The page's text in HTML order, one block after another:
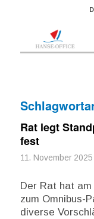
Rat legt
fest
11. November 2025
Der Rat hat
zum Omnibus-
diverse